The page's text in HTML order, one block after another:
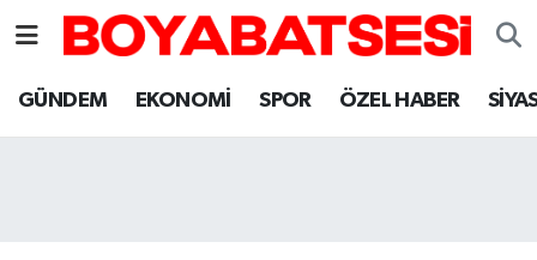
GÜNDEM EKONOMİ SPOR ÖZEL HABER
Sinop Nöbetçi Eczaneler